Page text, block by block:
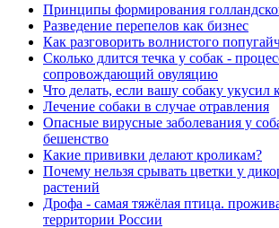
Принципы формирования
Разведение перепелов как бизнес
Как разговорить волнистого
Сколько длится течка у собак -
сопровождающий овуляцию
Что делать, если вашу собаку укусил
Лечение собаки в случае отравления
Опасные вирусные заболевания у
бешенство
Какие прививки делают кроликам?
Почему нельзя срывать цветки у
растений
Дрофа - самая тяжёлая птица.
территории России